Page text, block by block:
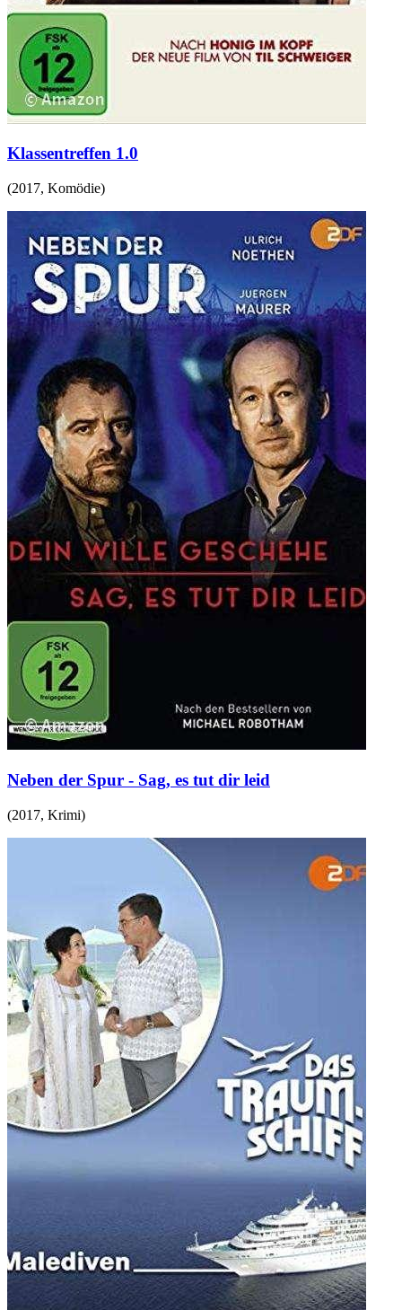
Klassentreffen 1.0
(2017, Komödie)
Neben der Spur - Sag, es tut dir leid
(2017, Krimi)